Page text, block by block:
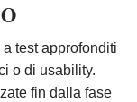
test approfonditi
o di usability.
fin dalla fase